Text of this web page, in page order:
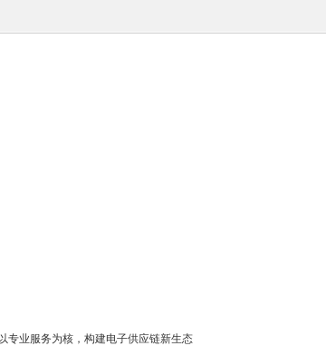
专业服务为核，构建电子供应链新生态